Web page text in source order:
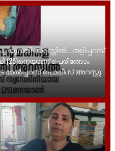
യുവതി അറസ്റ്റിൽ... തളിപ്പറമ്പ്
(25)നെയാണ് പെരിങ്ങോം
പൊലീസ് അറസ്റ്റു